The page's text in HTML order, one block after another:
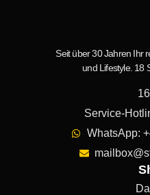
Seit über 30 Jahren Ihr
und Lifestyle. 18
Service-
WhatsApp: